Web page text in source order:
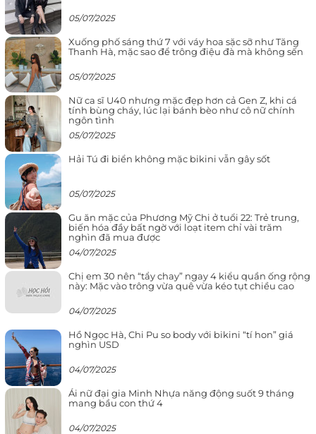
05/07/2025
Xuống phố sáng thứ 7 với váy hoa sặc sỡ như Tăng
Thanh Hà, mặc sao để trông điệu đà mà không sến
05/07/2025
Nữ ca sĩ U40 nhưng mặc đẹp hơn cả Gen Z, khi cá
tính bùng cháy, lúc lại bánh bèo như cô nữ chính
ngôn tình
05/07/2025
Hải Tú đi biển không mặc bikini vẫn gây sốt
05/07/2025
Gu ăn mặc của Phương Mỹ Chi ở tuổi 22: Trẻ trung,
biến hóa đầy bất ngờ với loạt item chỉ vài trăm
nghìn đã mua được
04/07/2025
Chị em 30 nên “tẩy chay” ngay 4 kiểu quần ống rộng
này: Mặc vào trông vừa quê vừa kéo tụt chiều cao
04/07/2025
Hồ Ngọc Hà, Chi Pu so body với bikini “tí hon” giá
nghìn USD
04/07/2025
Ái nữ đại gia Minh Nhựa năng động suốt 9 tháng
mang bầu con thứ 4
04/07/2025